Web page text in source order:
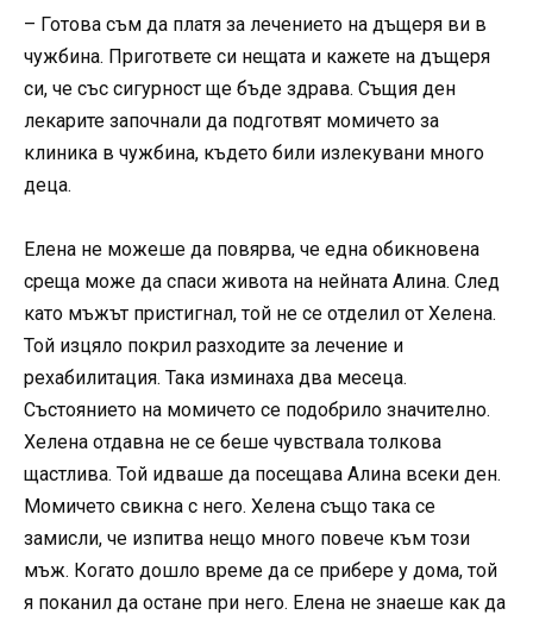
– Готова съм да платя за лечението на дъщеря ви в
чужбина. Пригответе си нещата и кажете на дъщеря
си, че със сигурност ще бъде здрава. Същия ден
лекарите започнали да подготвят момичето за
клиника в чужбина, където били излекувани много
деца.
Елена не можеше да повярва, че една обикновена
среща може да спаси живота на нейната Алина. След
като мъжът пристигнал, той не се отделил от Хелена.
Той изцяло покрил разходите за лечение и
рехабилитация. Така изминаха два месеца.
Състоянието на момичето се подобрило значително.
Хелена отдавна не се беше чувствала толкова
щастлива. Той идваше да посещава Алина всеки ден.
Момичето свикна с него. Хелена също така се
замисли, че изпитва нещо много повече към този
мъж. Когато дошло време да се прибере у дома, той
я поканил да остане при него. Елена не знаеше как да